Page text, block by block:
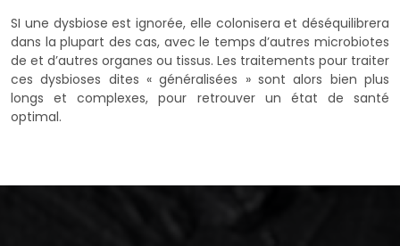
SI une dysbiose est ignorée, elle colonisera et déséquilibrera
dans la plupart des cas, avec le temps d’autres microbiotes
de et d’autres organes ou tissus. Les traitements pour traiter
ces dysbioses dites « généralisées » sont alors bien plus
longs et complexes, pour retrouver un état de santé
optimal.